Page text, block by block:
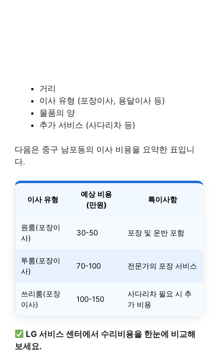
거리
이사 유형 (포장이사, 용달이사 등)
물품의 양
추가 서비스 (사다리차 등)
다음은 중구 남포동의 이사 비용을 요약한 표입니
다.
이사 유형
예상 비용
(만원)
특이사항
원룸(포장이
사)
30-50 포장 및 운반 포함
투룸(포장이
사)
70-100 전문가의 포장 서비스
쓰리룸(포장
이사)
100-150
사다리차 필요 시 추
가 비용
LG 서비스 센터에서 수리비용을 한눈에 비교해
보세요.